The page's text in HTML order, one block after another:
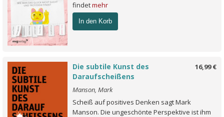
findetmehr
In den Korb
16,99 €
Die subtile Kunst des
Daraufscheißens
Manson, Mark
Scheiß auf positives Denken sagt Mark
Manson. Die ungeschönte Perspektive ist ihm